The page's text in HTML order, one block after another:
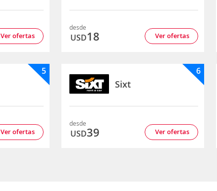
Ver ofertas
desde
USD18 Ver ofertas
5
Ver ofertas
Sixt
6
desde
USD39 Ver ofertas